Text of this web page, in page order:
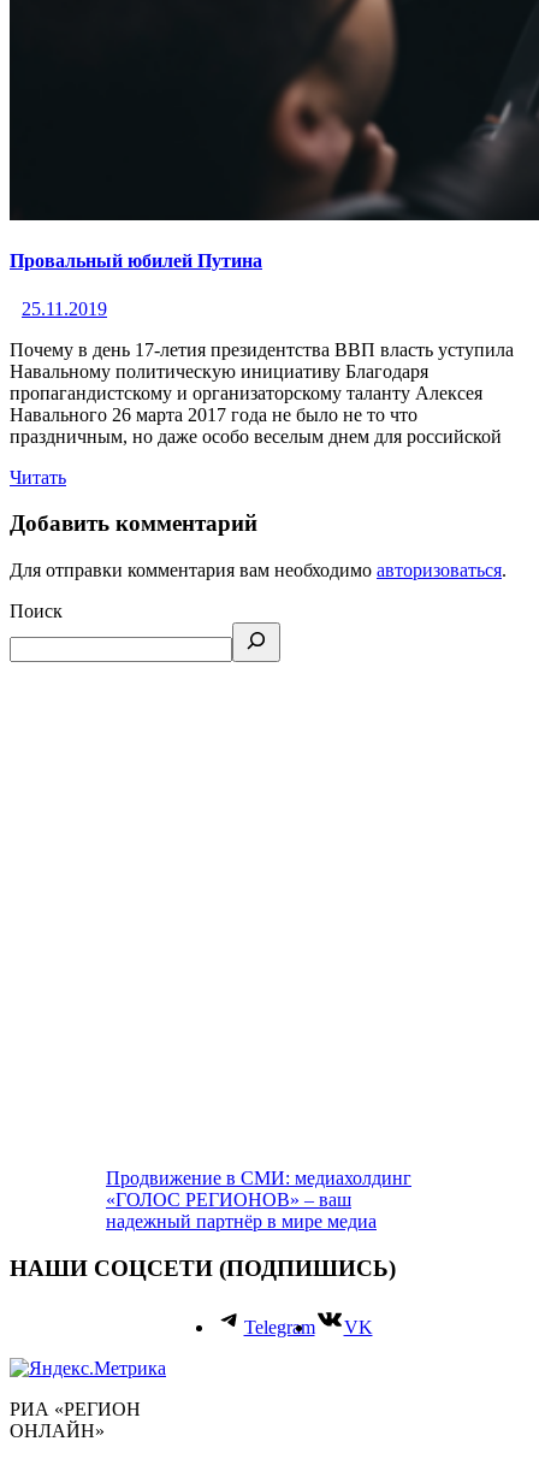
Провальный юбилей Путина
25.11.2019
Почему в день 17-летия президентства ВВП власть уступила
Навальному политическую инициативу Благодаря
пропагандистскому и организаторскому таланту Алексея
Навального 26 марта 2017 года не было не то что
праздничным, но даже особо веселым днем для российской
Читать
Добавить комментарий
Для отправки комментария вам необходимо авторизоваться.
Поиск
Продвижение в СМИ: медиахолдинг
«ГОЛОС РЕГИОНОВ» – ваш
надежный партнёр в мире медиа
НАШИ СОЦСЕТИ (ПОДПИШИСЬ)
Telegram VK
РИА «РЕГИОН
ОНЛАЙН»